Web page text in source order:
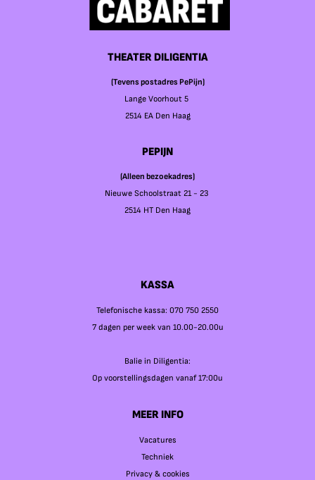
THEATER DILIGENTIA
(Tevens postadres PePijn)
Lange Voorhout 5
2514 EA Den Haag
PEPIJN
(Alleen bezoekadres)
Nieuwe Schoolstraat 21 - 23
2514 HT Den Haag
KASSA
Telefonische kassa: 070 750 2550
7 dagen per week van 10.00-20.00u
Balie in Diligentia:
Op voorstellingsdagen vanaf 17:00u
MEER INFO
Vacatures
Techniek
Privacy & cookies